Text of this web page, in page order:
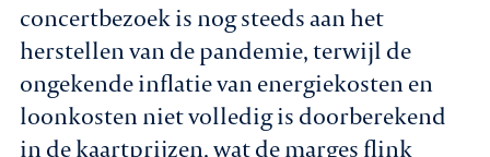
concertbezoek is nog steeds aan het
herstellen van de pandemie, terwijl de
ongekende inflatie van energiekosten en
loonkosten niet volledig is doorberekend
in de kaartprijzen, wat de marges flink